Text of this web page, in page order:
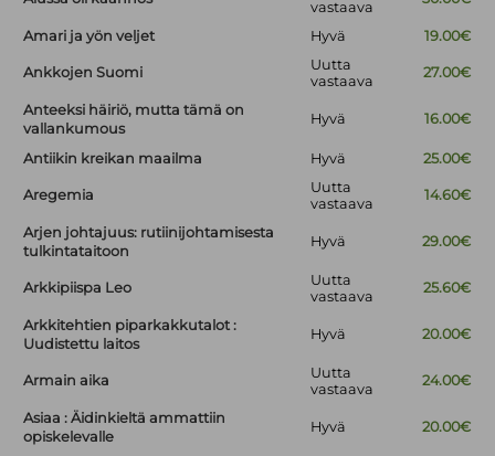
vastaava
Amari ja yön veljet Hyvä 19.00€
Ankkojen Suomi
Uutta
vastaava
27.00€
Anteeksi häiriö, mutta tämä on
vallankumous
Hyvä 16.00€
Antiikin kreikan maailma Hyvä 25.00€
Aregemia
Uutta
vastaava
14.60€
Arjen johtajuus: rutiinijohtamisesta
tulkintataitoon
Hyvä 29.00€
Arkkipiispa Leo
Uutta
vastaava
25.60€
Arkkitehtien piparkakkutalot :
Uudistettu laitos
Hyvä 20.00€
Armain aika
Uutta
vastaava
24.00€
Asiaa : Äidinkieltä ammattiin
opiskelevalle
Hyvä 20.00€